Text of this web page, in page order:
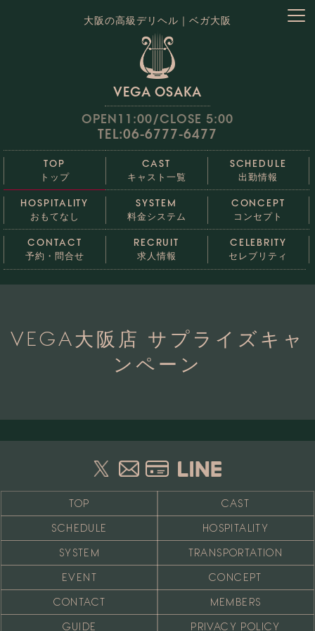
大阪の高級デリヘル｜ベガ大阪
VEGA OSAKA
OPEN11:00/CLOSE 5:00
TEL:06-6777-6477
TOP
トップ
CAST
キャスト一覧
SCHEDULE
出勤情報
HOSPITALITY
おもてなし
SYSTEM
料金システム
CONCEPT
コンセプト
CONTACT
予約・問合せ
RECRUIT
求人情報
CELEBRITY
セレブリティ
VEGA大阪店 サプライズキャ
ンペーン
TOP
CAST
SCHEDULE
HOSPITALITY
SYSTEM
TRANSPORTATION
EVENT
CONCEPT
CONTACT
MEMBERS
GUIDE
PRIVACY POLICY